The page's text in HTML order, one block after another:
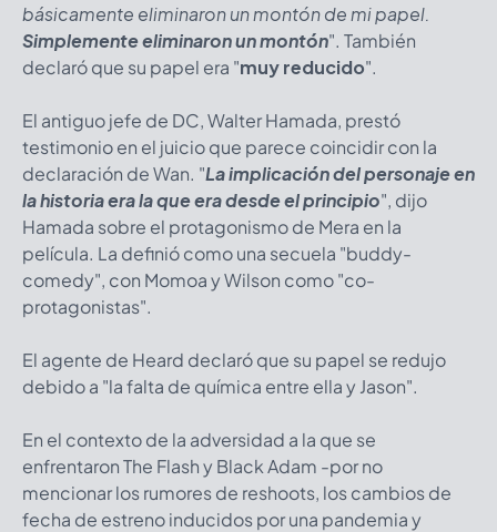
básicamente eliminaron un montón de mi papel.
Simplemente eliminaron un montón". También
declaró que su papel era "muy reducido".
El antiguo jefe de DC, Walter Hamada, prestó
testimonio en el juicio que parece coincidir con la
declaración de Wan. "La implicación del personaje en
la historia era la que era desde el principio", dijo
Hamada sobre el protagonismo de Mera en la
película. La definió como una secuela "buddy-
comedy", con Momoa y Wilson como "co-
protagonistas".
El agente de Heard declaró que su papel se redujo
debido a "la falta de química entre ella y Jason".
En el contexto de la adversidad a la que se
enfrentaron The Flash y Black Adam -por no
mencionar los rumores de reshoots, los cambios de
fecha de estreno inducidos por una pandemia y